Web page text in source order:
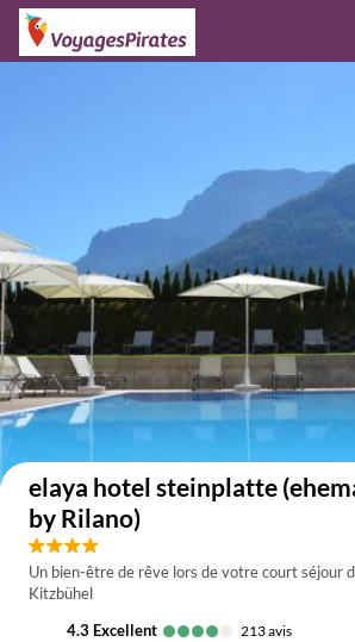
elaya hotel steinplatte
by Rilano)
Un bien-être de rêve lors de votre court séjour
Kitzbühel
4.3
excellent 213avis